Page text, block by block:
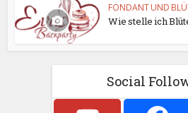
FONDANT UND
Wie stelle ich
Social